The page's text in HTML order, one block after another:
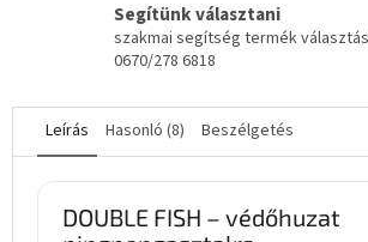
Segítünk választani
szakmai segítség termék
0670/278 6818
Leírás Hasonló (8) Beszélgetés
DOUBLE FISH – védőhuzat